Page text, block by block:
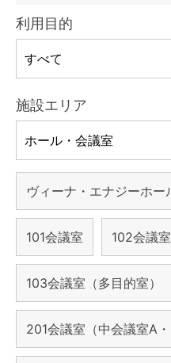
利用目的
施設エリア
ヴィーナ・エナジーホー
101会議室 102会議室
103会議室（多目的室）
201会議室（中会議室A・